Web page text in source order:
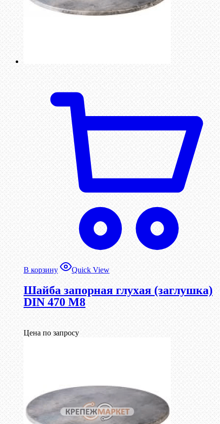
В корзину Quick View
Шайба запорная глухая (заглушка)
DIN 470 М8
Цена по запросу